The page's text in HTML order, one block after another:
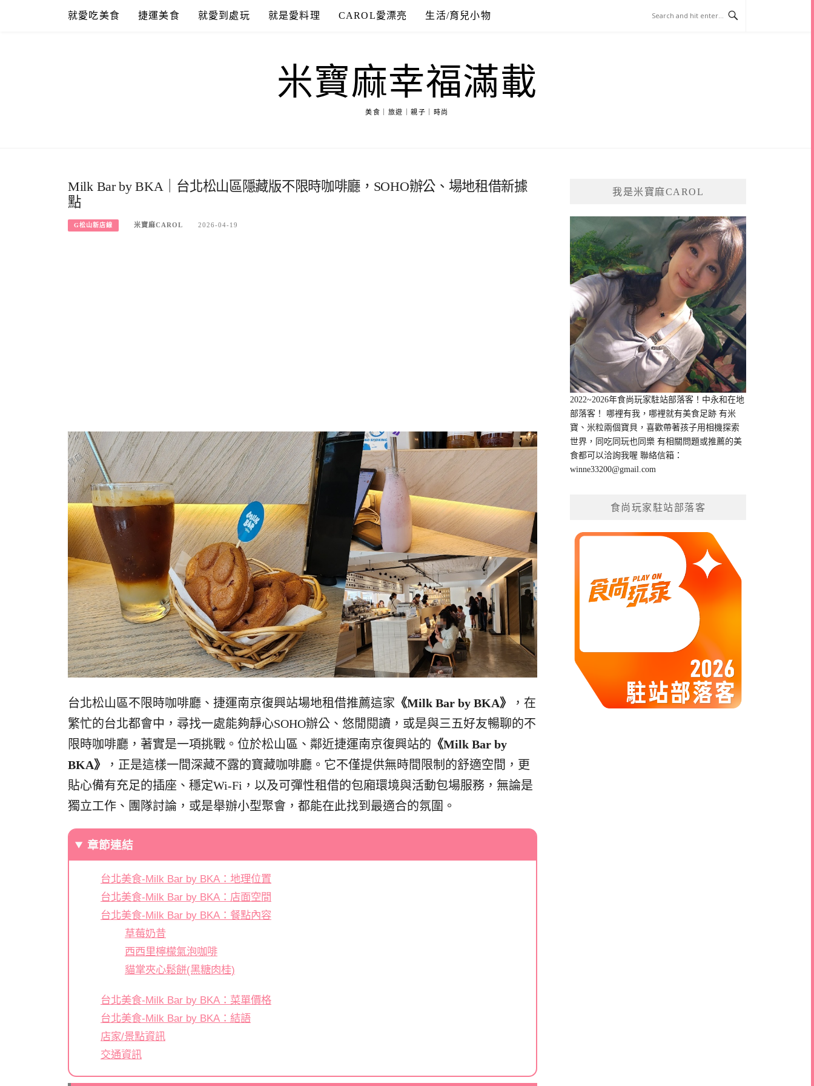
就愛吃美食 捷運美食 就愛到處玩 就是愛料理 CAROL愛漂亮 生活/育兒小物
米寶麻幸福滿載
美食｜旅遊｜親子｜時尚
Milk Bar by BKA｜台北松山區隱藏版不限時咖啡廳，SOHO辦公、場地租借新據
點
G松山新店線 米寶麻CAROL 2026-04-19
台北松山區不限時咖啡廳、捷運南京復興站場地租借推薦這家 《Milk Bar by BKA》
，在
繁忙的台北都會中，尋找一處能夠靜心SOHO辦公、悠閒閱讀，或是與三五好友暢聊的不
限時咖啡廳，著實是一項挑戰。位於松山區、鄰近捷運南京復興站的 《Milk Bar by
BKA》
，正是這樣一間深藏不露的寶藏咖啡廳。它不僅提供無時間限制的舒適空間，更
貼心備有充足的插座、穩定Wi-Fi，以及可彈性租借的包廂環境與活動包場服務，無論是
獨立工作、團隊討論，或是舉辦小型聚會，都能在此找到最適合的氛圍。
章節連結
台北美食-Milk Bar by BKA：地理位置
台北美食-Milk Bar by BKA：店面空間
台北美食-Milk Bar by BKA：餐點內容
草莓奶昔
西西里檸檬氣泡咖啡
貓掌夾心鬆餅(黑糖肉桂)
台北美食-Milk Bar by BKA：菜單價格
台北美食-Milk Bar by BKA：結語
店家/景點資訊
交通資訊
我是米寶麻CAROL
2022~2026年食尚玩家駐站部落客！中永和在地
部落客！ 哪裡有我，哪裡就有美食足跡 有米
寶、米粒兩個寶貝，喜歡帶著孩子用相機探索
世界，同吃同玩也同樂 有相關問題或推薦的美
食都可以洽詢我喔 聯絡信箱：
winne33200@gmail.com
食尚玩家駐站部落客